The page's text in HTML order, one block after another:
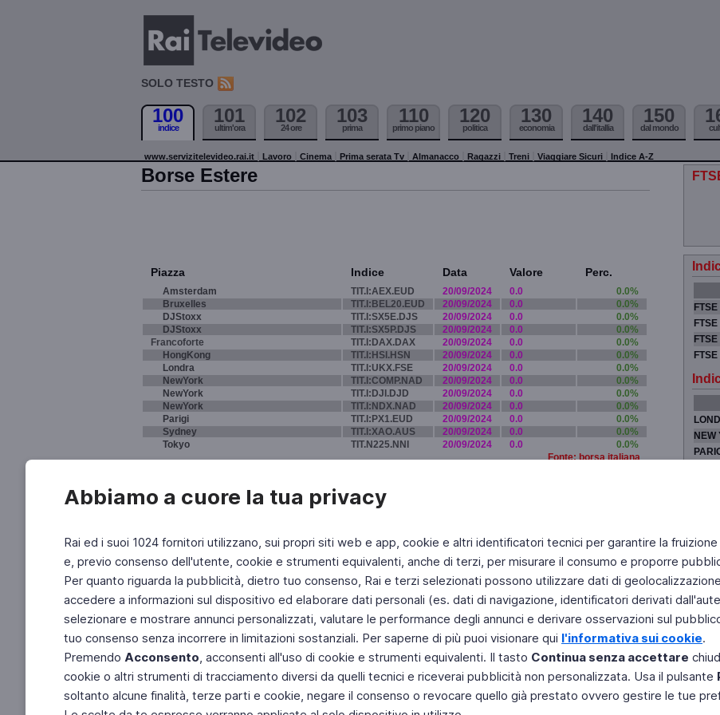
Abbiamo a cuore la tua privacy
Rai ed i suoi 1024 fornitori utilizzano, sui propri siti web e app, cookie e altri identificatori tecnici per garantire la
e, previo consenso dell'utente, cookie e strumenti equivalenti, anche di terzi, per misurare il consumo e proporre
Per quanto riguarda la pubblicità, dietro tuo consenso, Rai e terzi selezionati possono utilizzare dati di
accedere a informazioni sul dispositivo ed elaborare dati personali (es. dati di navigazione, identificatori derivati
selezionare e mostrare annunci personalizzati, valutare le performance degli annunci e derivare osservazioni sul
tuo consenso senza incorrere in limitazioni sostanziali. Per saperne di più puoi visionare qui l'informativa sui cookie.
Premendo Acconsento, acconsenti all'uso di cookie e strumenti equivalenti. Il tasto Continua senza accettare
cookie o altri strumenti di tracciamento diversi da quelli tecnici e riceverai pubblicità non personalizzata. Usa il pulsante
soltanto alcune finalità, terze parti e cookie, negare il consenso o revocare quello già prestato ovvero gestire le tue
SOLO TESTO
100
indice
101
ultim'ora
102
24 ore
103
prima
110
primo piano
120
politica
130
economia
140
dall'itallia
150
dal mondo
www.servizitelevideo.rai.it Lavoro Cinema Prima serata Tv Almanacco Ragazzi Treni Viaggiare Sicuri Indice A-Z
Borse Estere
Piazza Indice Data Valore Perc.
Amsterdam TIT.I:AEX.EUD 20/09/2024 0.0
0.0%
Bruxelles
TIT.I:BEL20.EUD 20/09/2024 0.0
0.0%
DJStoxx
TIT.I:SX5E.DJS 20/09/2024 0.0
0.0%
DJStoxx
TIT.I:SX5P.DJS 20/09/2024 0.0
0.0%
Francoforte
TIT.I:DAX.DAX 20/09/2024 0.0
0.0%
HongKong
TIT.I:HSI.HSN 20/09/2024 0.0
0.0%
Londra
TIT.I:UKX.FSE 20/09/2024 0.0
0.0%
NewYork
TIT.I:COMP.NAD 20/09/2024 0.0
0.0%
NewYork
TIT.I:DJI.DJD 20/09/2024 0.0
0.0%
NewYork
TIT.I:NDX.NAD 20/09/2024 0.0
0.0%
Parigi
TIT.I:PX1.EUD 20/09/2024 0.0
0.0%
Sydney
TIT.I:XAO.AUS 20/09/2024 0.0
0.0%
Tokyo
TIT.N225.NNI 20/09/2024 0.0
0.0%
Fonte: borsa italiana
NEW
Fai di Televideo la tua Home Page Chi Siamo
Copyright © 2011 Rai - Tutti i diritti riservati
Engineered by RAI - Reti e Piattaforme